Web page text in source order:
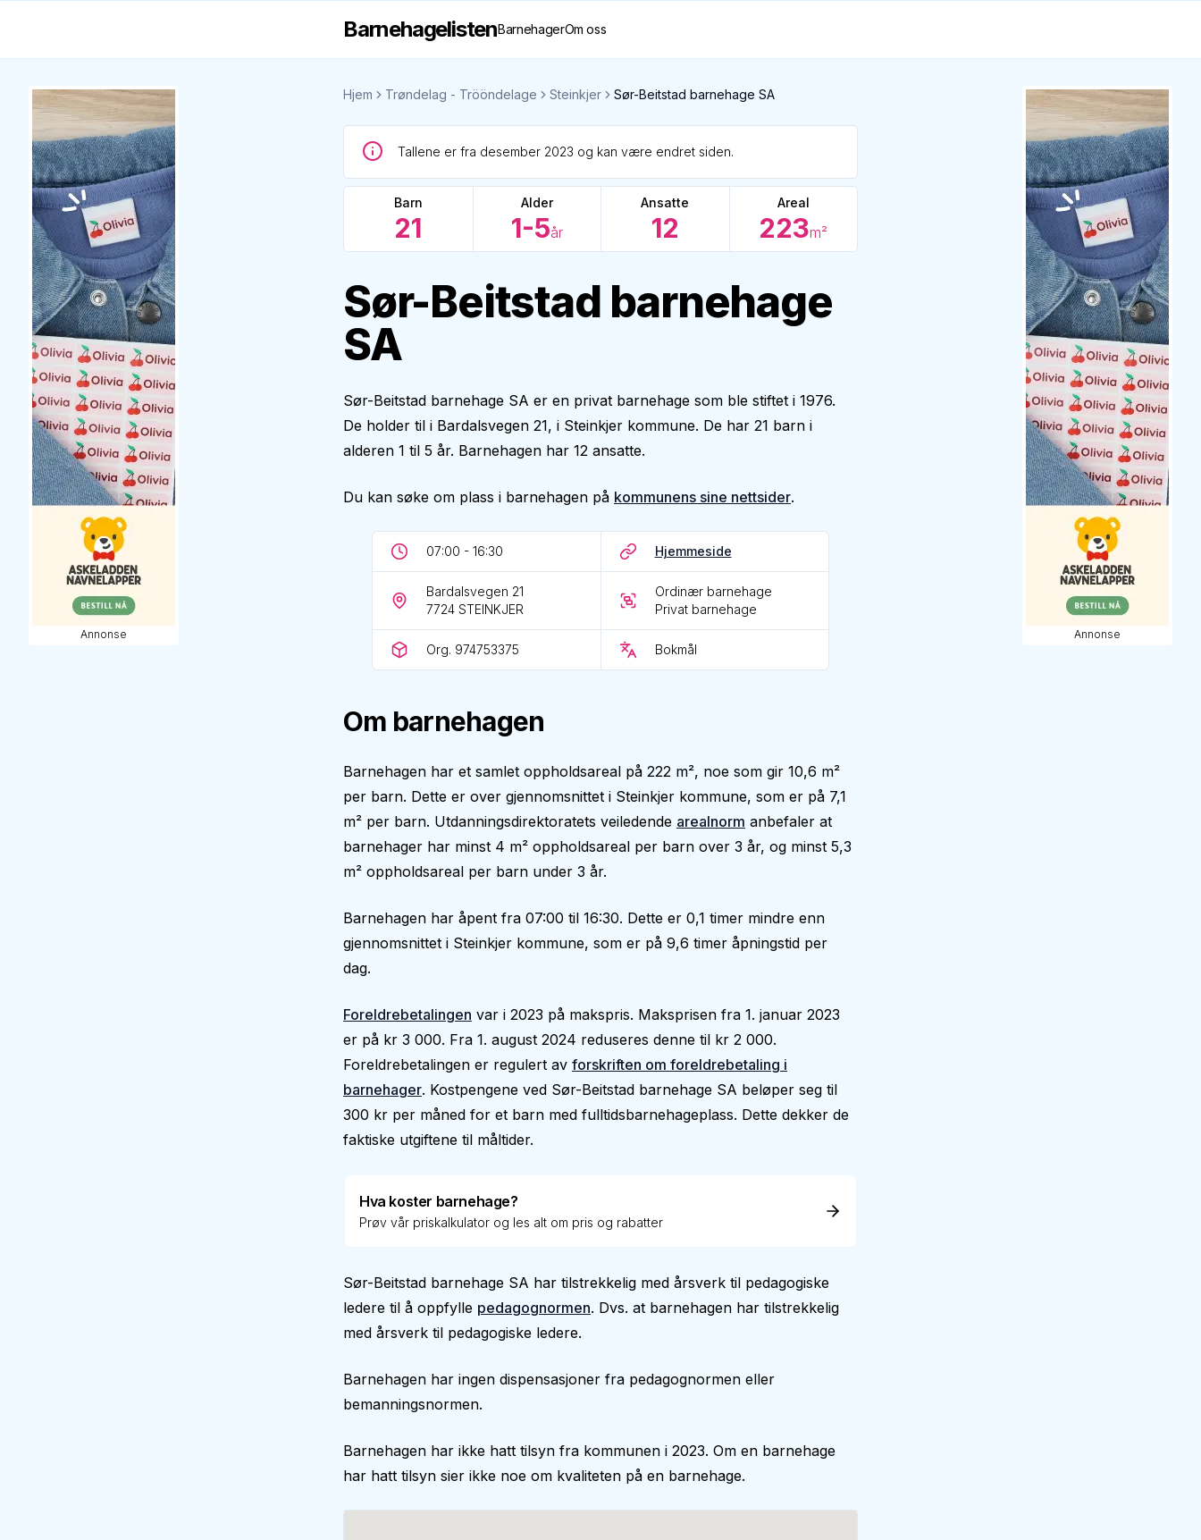
BarnehagelistenBarnehagerOm oss
Annonse
Hjem Trøndelag - Trööndelage Steinkjer Sør-Beitstad barnehage SA
Tallene er fra desember 2023 og kan være endret siden.
Barn
21
Alder
1-5år
Ansatte
12
Areal
223m²
Sør-Beitstad barnehage
SA
Sør-Beitstad barnehage SA er en privat barnehage som ble stiftet i 1976.
De holder til i Bardalsvegen 21, i Steinkjer kommune. De har 21 barn i
alderen 1 til 5 år. Barnehagen har 12 ansatte.
Du kan søke om plass i barnehagen på kommunens sine nettsider.
07:00 - 16:30 Hjemmeside
Bardalsvegen 21
7724 STEINKJER
Ordinær barnehage
Privat barnehage
Org. 974753375 Bokmål
Om barnehagen
Barnehagen har et samlet oppholdsareal på 222 m², noe som gir 10,6 m²
per barn. Dette er over gjennomsnittet i Steinkjer kommune, som er på 7,1
m² per barn. Utdanningsdirektoratets veiledende arealnorm anbefaler at
barnehager har minst 4 m² oppholdsareal per barn over 3 år, og minst 5,3
m² oppholdsareal per barn under 3 år.
Barnehagen har åpent fra 07:00 til 16:30. Dette er 0,1 timer mindre enn
gjennomsnittet i Steinkjer kommune, som er på 9,6 timer åpningstid per
dag.
Foreldrebetalingen var i 2023 på makspris. Maksprisen fra 1. januar 2023
er på kr 3 000. Fra 1. august 2024 reduseres denne til kr 2 000.
Foreldrebetalingen er regulert av forskriften om foreldrebetaling i
barnehager. Kostpengene ved Sør-Beitstad barnehage SA beløper seg til
300 kr per måned for et barn med fulltidsbarnehageplass. Dette dekker de
faktiske utgiftene til måltider.
Hva koster barnehage?
Prøv vår priskalkulator og les alt om pris og rabatter
Sør-Beitstad barnehage SA har tilstrekkelig med årsverk til pedagogiske
ledere til å oppfylle pedagognormen. Dvs. at barnehagen har tilstrekkelig
med årsverk til pedagogiske ledere.
Barnehagen har ingen dispensasjoner fra pedagognormen eller
bemanningsnormen.
Barnehagen har ikke hatt tilsyn fra kommunen i 2023. Om en barnehage
har hatt tilsyn sier ikke noe om kvaliteten på en barnehage.
Annonse